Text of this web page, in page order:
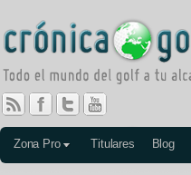
Zona Pro Titulares Blog